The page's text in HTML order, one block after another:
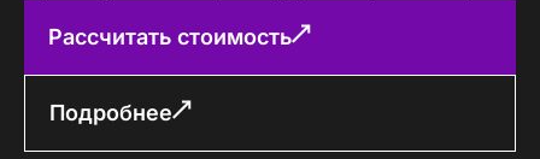
Рассчитать стоимость
Подробнее